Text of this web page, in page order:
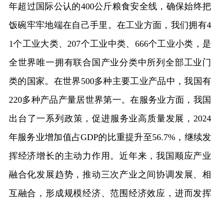
年超过国际公认的400公斤粮食安全线，确保始终把
饭碗牢牢地端在自己手里。在工业方面，我们拥有4
1个工业大类、207个工业中类、666个工业小类，是
全世界唯一拥有联合国产业分类中所列全部工业门
类的国家。在世界500多种主要工业产品中，我国有
220多种产品产量居世界第一。在服务业方面，我国
出台了一系列政策，促进服务业高质量发展，2024
年服务业增加值占GDP的比重提升至56.7%，继续发
挥经济增长的主动力作用。近年来，我国顺应产业
融合化发展趋势，推动三次产业之间协调发展、相
互融合，形成规模经济、范围经济效应，进而发挥